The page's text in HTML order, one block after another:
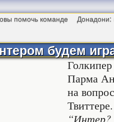
помочь команде
Донадони:
будем
Парма
на
Твиттере.